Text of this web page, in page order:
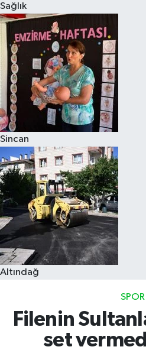
Sağlık
Sincan
Altındağ
SPOR
Filenin
set